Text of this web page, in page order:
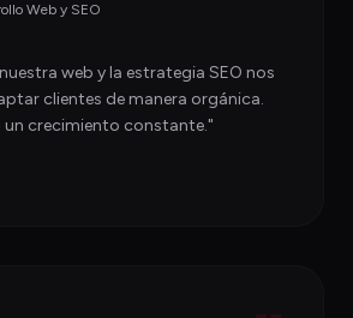
Web y SEO
web y la estrategia SEO nos
clientes de manera orgánica.
crecimiento constante."